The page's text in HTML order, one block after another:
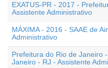
EXATUS-PR - 2017 -
Assistente Administrativo
MÁXIMA - 2016 - SAAE de
Administrativo
Prefeitura do Rio de Janeiro
Janeiro - RJ - Assistente